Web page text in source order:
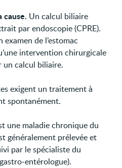
cause. Un calcul biliaire
par endoscopie (CPRE).
de l’estomac
intervention chirurgicale
un calcul biliaire.
exigent un traitement à
spontanément.
une maladie chronique du
généralement prélevée et
par le spécialiste du
entérologue).